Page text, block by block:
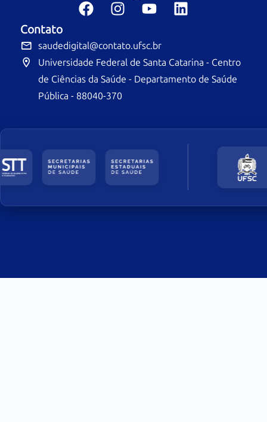
Contato
saudedigital@contato.ufsc.br
Universidade Federal de Santa Catarina - Centro
de Ciências da Saúde - Departamento de Saúde
Pública - 88040-370